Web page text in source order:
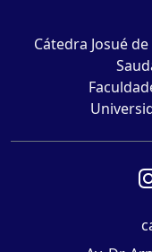
Cátedra Josué